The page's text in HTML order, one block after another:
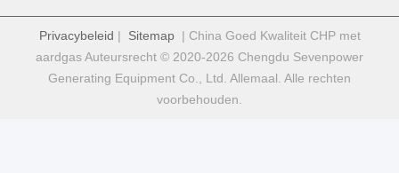
Privacybeleid | Sitemap| China Goed Kwaliteit CHP met
aardgas Auteursrecht © 2020-2026 Chengdu Sevenpower
Generating Equipment Co., Ltd. Allemaal. Alle rechten
voorbehouden.